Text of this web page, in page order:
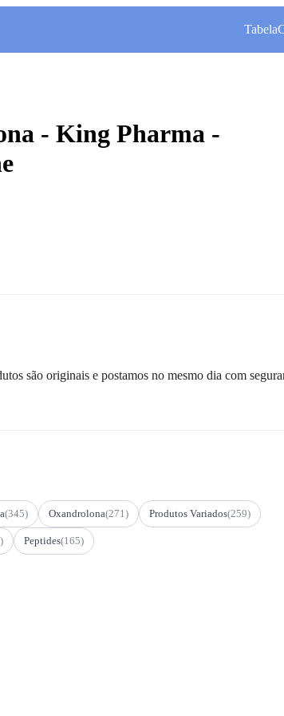
Tabela
- King Pharma -
são originais e postamos no mesmo dia com
(345) Oxandrolona(271) Produtos Variados(259)
Peptides(165)